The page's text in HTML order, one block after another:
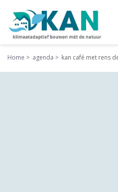
Home agenda kan café met rens